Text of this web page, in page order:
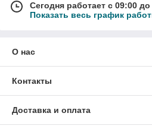
Сегодня работает с 09:00
Показать весь график
О нас
Контакты
Доставка и оплата